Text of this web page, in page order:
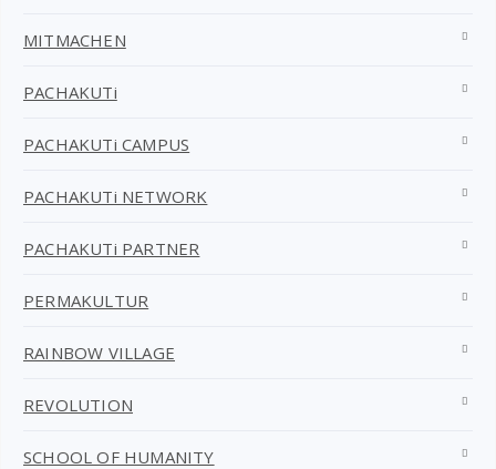
MITMACHEN
PACHAKUTi
PACHAKUTi CAMPUS
PACHAKUTi NETWORK
PACHAKUTi PARTNER
PERMAKULTUR
RAINBOW VILLAGE
REVOLUTION
SCHOOL OF HUMANITY